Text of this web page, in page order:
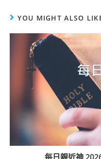
YOU MIGHT ALSO